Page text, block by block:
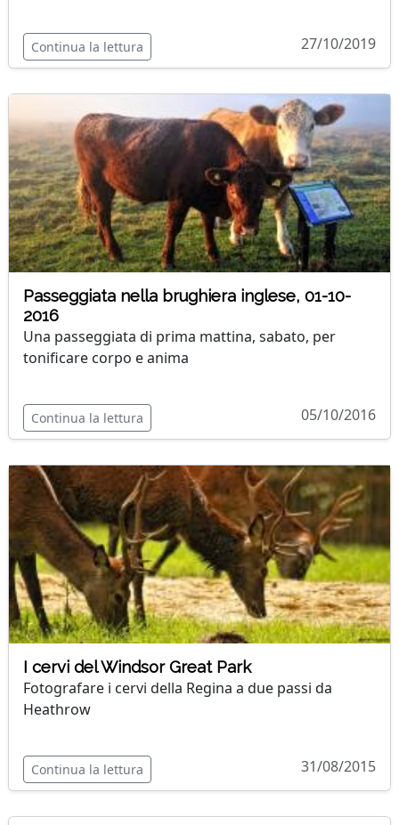
Continua la lettura 27/10/2019
Passeggiata nella brughiera inglese, 01-10-
2016
Una passeggiata di prima mattina, sabato, per
tonificare corpo e anima
Continua la lettura 05/10/2016
I cervi del Windsor Great Park
Fotografare i cervi della Regina a due passi da
Heathrow
Continua la lettura 31/08/2015